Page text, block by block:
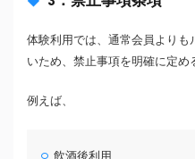
体験利用では、通常会員より
いため、禁止事項を明確に定め
例えば、
飲酒後利用